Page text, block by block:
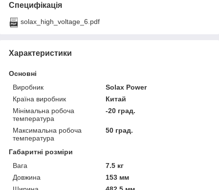
Специфікація
solax_high_voltage_6.pdf
Характеристики
Основні
Виробник
Solax Power
Країна виробник
Китай
Мінімальна робоча
температура
-20 град.
Максимальна робоча
температура
50 град.
Габаритні розміри
Вага
7.5 кг
Довжина
153 мм